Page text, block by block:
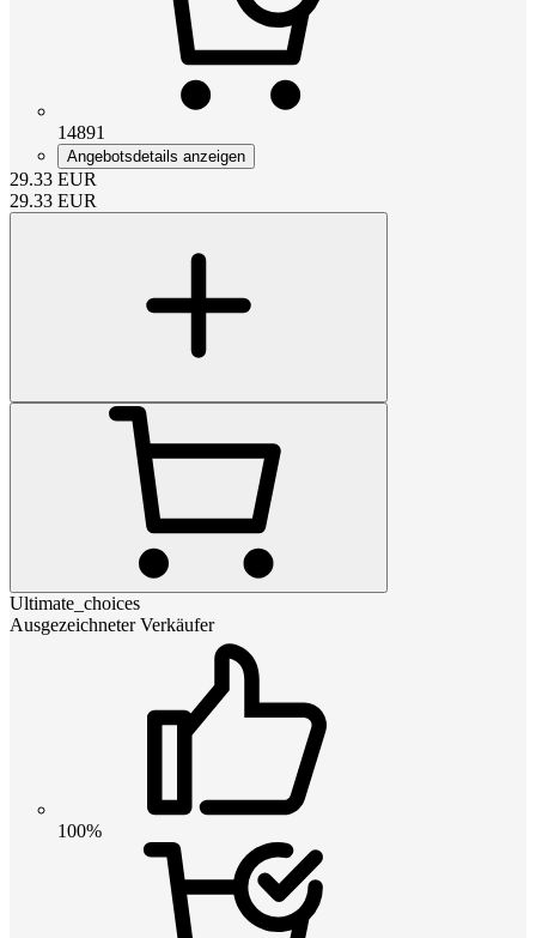
14891
Angebotsdetails anzeigen
29.33 EUR
29.33 EUR
Ultimate_choices
Ausgezeichneter Verkäufer
100%